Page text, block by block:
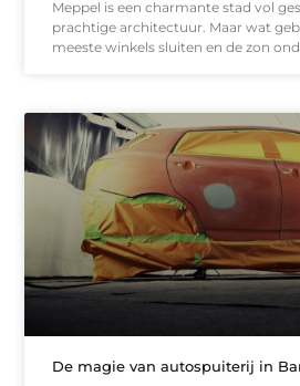
Meppel is een charmante stad vol
prachtige architectuur. Maar wat
meeste winkels sluiten en de zon
De magie van autospuiterij in